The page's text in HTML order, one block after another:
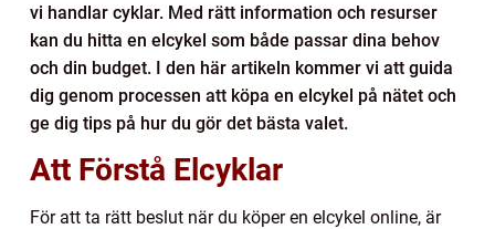
vi handlar cyklar. Med rätt information och resurser
kan du hitta en elcykel som både passar dina behov
och din budget. I den här artikeln kommer vi att guida
dig genom processen att köpa en elcykel på nätet och
ge dig tips på hur du gör det bästa valet.
Att Förstå Elcyklar
För att ta rätt beslut när du köper en elcykel online, är